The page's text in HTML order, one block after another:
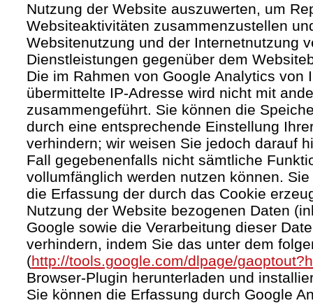
Nutzung der Website auszuwerten, um
Websiteaktivitäten zusammenzustellen
Websitenutzung und der Internetnutzung
Dienstleistungen gegenüber dem
Die im Rahmen von Google Analytics von
übermittelte IP-Adresse wird nicht mit
zusammengeführt. Sie können die
durch eine entsprechende Einstellung
verhindern; wir weisen Sie jedoch darauf
Fall gegebenenfalls nicht sämtliche
vollumfänglich werden nutzen können.
die Erfassung der durch das Cookie
Nutzung der Website bezogenen Daten
Google sowie die Verarbeitung dieser
verhindern, indem Sie das unter dem
(http://tools.google.com/dlpage/
Browser-Plugin herunterladen und
Sie können die Erfassung durch Google